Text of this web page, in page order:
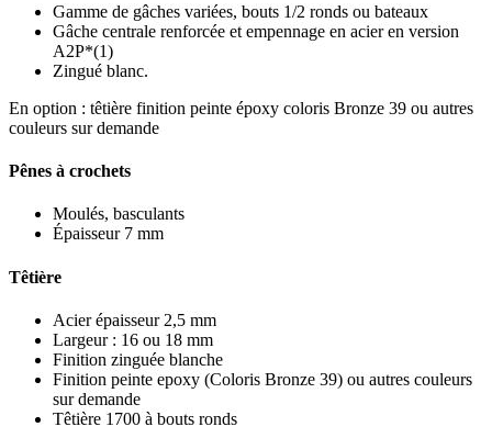
Gamme de gâches variées, bouts 1/2 ronds ou bateaux
Gâche centrale renforcée et empennage en acier en version
A2P*(1)
Zingué blanc.
En option : têtière finition peinte époxy coloris Bronze 39 ou autres
couleurs sur demande
Pênes à crochets
Moulés, basculants
Épaisseur 7 mm
Têtière
Acier épaisseur 2,5 mm
Largeur : 16 ou 18 mm
Finition zinguée blanche
Finition peinte epoxy (Coloris Bronze 39) ou autres couleurs
sur demande
Têtière 1700 à bouts ronds